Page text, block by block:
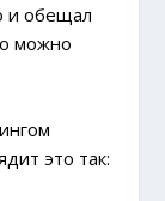
и обещал
можно
это так: